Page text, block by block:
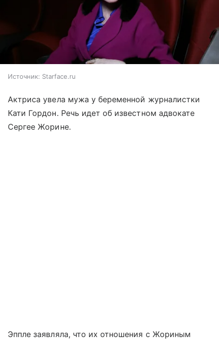
Источник: Starface.ru
Актриса увела мужа у беременной журналистки
Кати Гордон. Речь идет об известном адвокате
Сергее Жорине.
Эппле заявляла, что их отношения с Жориным